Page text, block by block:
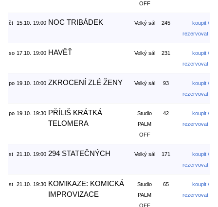
OFF
čt 15.10. 19:00 NOC TRIBÁDEK Velký sál 245
koupit /
rezervovat
so 17.10. 19:00 HAVĚŤ Velký sál 231
koupit /
rezervovat
po 19.10. 10:00 ZKROCENÍ ZLÉ ŽENY Velký sál 93
koupit /
rezervovat
po 19.10. 19:30 PŘÍLIŠ KRÁTKÁ
TELOMERA
Studio
PALM
OFF
42
koupit /
rezervovat
st 21.10. 19:00 294 STATEČNÝCH Velký sál 171
koupit /
rezervovat
st 21.10. 19:30 KOMIKAZE: KOMICKÁ
IMPROVIZACE
Studio
PALM
OFF
65
koupit /
rezervovat